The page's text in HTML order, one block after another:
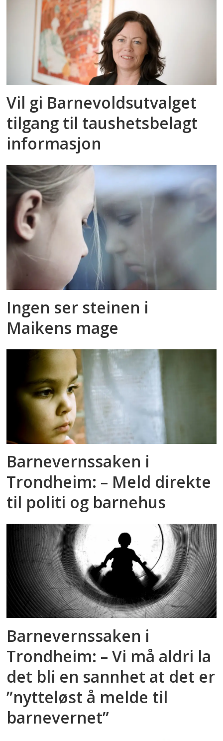
Vil gi Barnevoldsutvalget
tilgang til taushetsbelagt
informasjon
Ingen ser steinen i
Maikens mage
Barnevernssaken i
Trondheim: – Meld direkte
til politi og barnehus
Barnevernssaken i
Trondheim: – Vi må aldri la
det bli en sannhet at det er
”nytteløst å melde til
barnevernet”